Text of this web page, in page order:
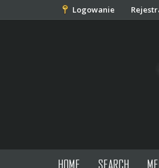
Logowanie
HOME SEARCH